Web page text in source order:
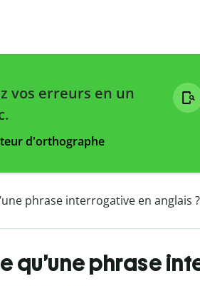
vos erreurs en un
d'orthographe
phrase interrogative en anglais ?
qu’une phrase